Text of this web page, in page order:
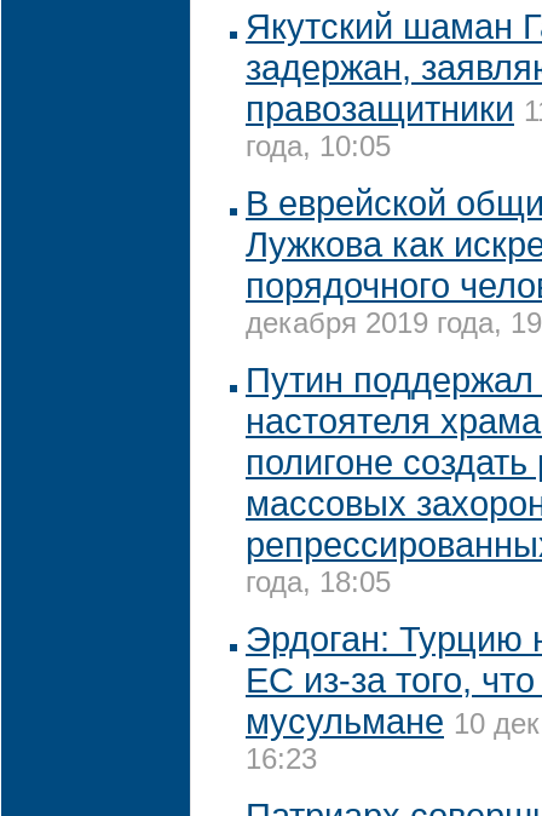
Якутский шаман
задержан,
правозащитники
года, 10:05
В еврейской
Лужкова как
порядочного
декабря 2019 года,
Путин
настоятеля
полигоне создать
массовых
года, 18:05
Эрдоган: Турцию
ЕС из-за того,
мусульмане 10
16:23